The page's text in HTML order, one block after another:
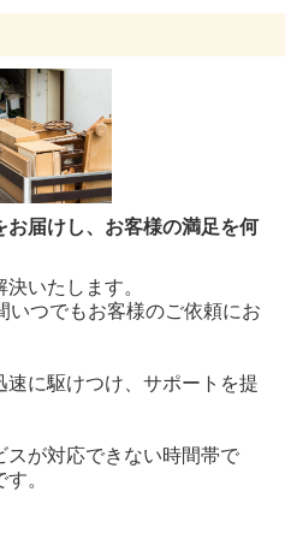
届けし、お客様の満足を何
いたします。
いつでもお客様のご依頼にお
に駆けつけ、サポートを提
が対応できない時間帯で
。